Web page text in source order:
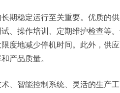
期稳定运行至关重要。优质的
、操作培训、定期维护检查等
度地减少停机时间。此外，供
产品质量。
、智能控制系统、灵活的生产